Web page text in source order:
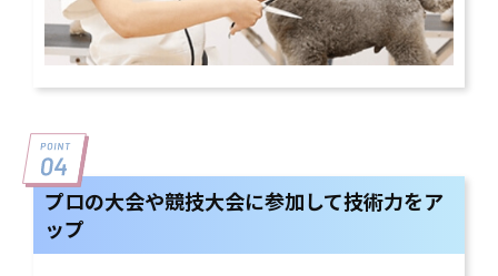
プロの大会や競技大会に参加して技術力をア
ップ